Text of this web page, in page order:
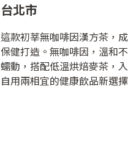
台北市
這款初莘無咖啡因漢方茶，
保健打造。無咖啡因，溫和
蠕動，搭配低溫烘焙麥茶，
自用兩相宜的健康飲品新選擇